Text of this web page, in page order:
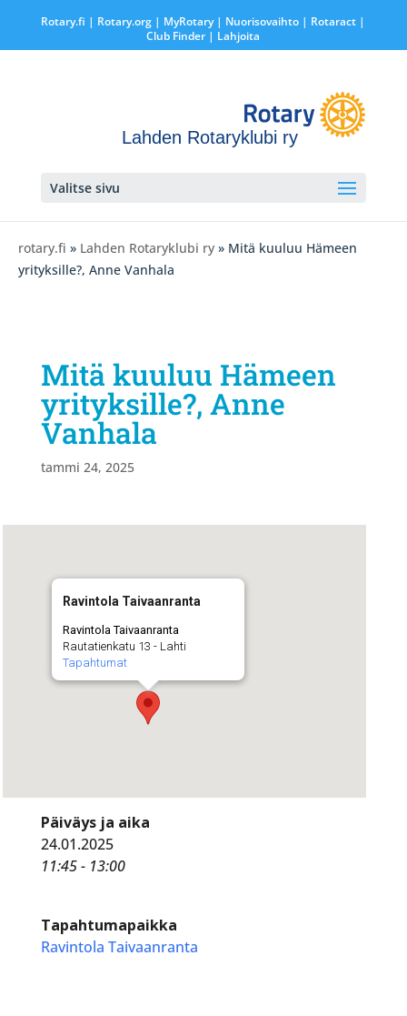
Rotary.fi | Rotary.org | MyRotary | Nuorisovaihto | Rotaract |
Club Finder | Lahjoita
Lahden Rotaryklubi ry
Valitse sivu
rotary.fi » Lahden Rotaryklubi ry » Mitä kuuluu Hämeen
yrityksille?, Anne Vanhala
Mitä kuuluu Hämeen
yrityksille?, Anne
Vanhala
tammi 24, 2025
Ravintola Taivaanranta
Ravintola Taivaanranta
Rautatienkatu 13 - Lahti
Tapahtumat
Päiväys ja aika
24.01.2025
11:45 - 13:00
Tapahtumapaikka
Ravintola Taivaanranta